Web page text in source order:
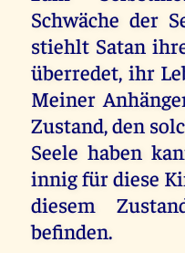
Schwäche der
stiehlt Satan
überredet, ihr
Meiner
Zustand, den
Seele haben
innig für diese
diesem
befinden.